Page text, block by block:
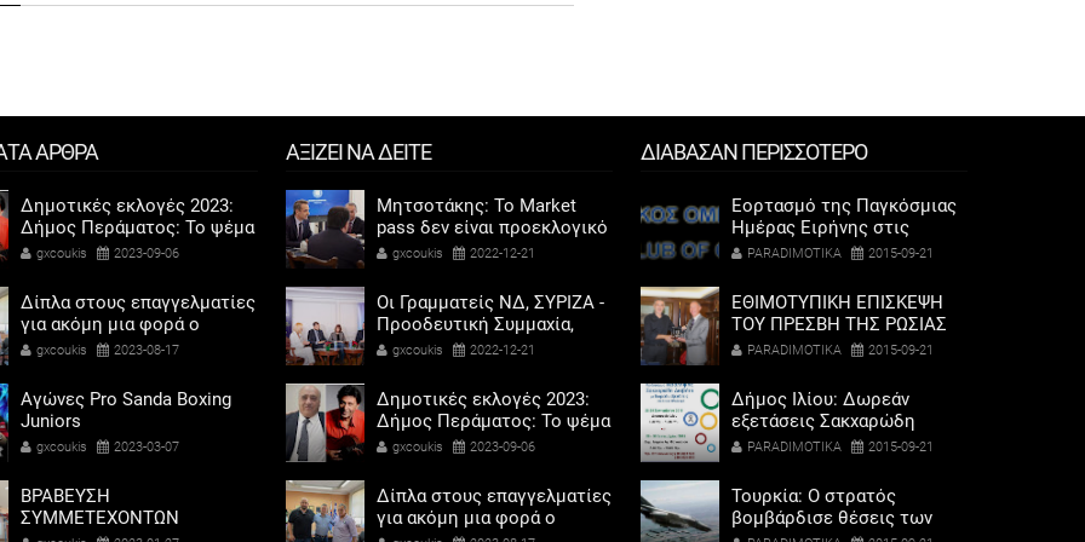
ΑΡΘΡΑ
Δημοτικές εκλογές 2023:
Δήμος Περάματος: Το ψέμα
τελικά έχει κοντά ποδάρια
gxcoukis 2023-09-06
Δίπλα στους επαγγελματίες
για ακόμη μια φορά ο
Αντιδήμαρχος προσόδων
Καψοκόλης
gxcoukis 2023-08-17
Αγώνες Pro Sanda Boxing
Juniors
gxcoukis 2023-03-07
ΒΡΑΒΕΥΣΗ
ΣΥΜΜΕΤΕΧΟΝΤΩΝ
ΑΞΙΖΕΙ ΝΑ ΔΕΙΤΕ
Μητσοτάκης: Το Market
pass δεν είναι προεκλογικό
αντίδωρο - Ενοχλήθηκαν οι
gxcoukis 2022-12-21
Οι Γραμματείς ΝΔ, ΣΥΡΙΖΑ -
Προοδευτική Συμμαχία,
ΠΑΣΟΚ - Κίνημα Αλλαγής
των γυναικών στην
πολιτική
gxcoukis 2022-12-21
Δημοτικές εκλογές 2023:
Δήμος Περάματος: Το ψέμα
τελικά έχει κοντά ποδάρια
gxcoukis 2023-09-06
Δίπλα στους επαγγελματίες
για ακόμη μια φορά ο
ΔΙΑΒΑΣΑΝ ΠΕΡΙΣΣΟΤΕΡΟ
Εορτασμό της Παγκόσμιας
Ημέρας Ειρήνης στις
εγκαταστάσεις του ΕΝΟΑ
PARADIMOTIKA 2015-09-21
ΕΘΙΜΟΤΥΠΙΚΗ ΕΠΙΣΚΕΨΗ
ΤΟΥ ΠΡΕΣΒΗ ΤΗΣ ΡΩΣΙΑΣ
ΣΤΗΝ ΕΛΛΑΔΑ ΑΝΤΡΕΪ
ΠΕΙΡΑΙΑ ΓΙΑΝΝΗ ΜΩΡΑΛΗ
PARADIMOTIKA 2015-09-21
Δήμος Ιλίου: Δωρεάν
εξετάσεις Σακχαρώδη
Διαβήτη
PARADIMOTIKA 2015-09-21
Τουρκία: Ο στρατός
βομβάρδισε θέσεις των